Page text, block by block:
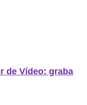
de Vídeo: graba